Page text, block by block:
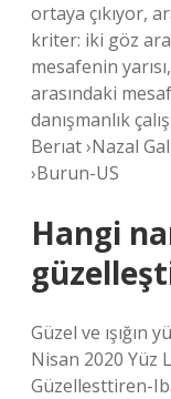
ortaya çıkıyor,
kriter: iki göz
mesafenin
arasındaki
danışmanlık
Berıat ›Nazal
›Burun-US
Hangi
Güzel ve ışığın
Nisan 2020 Yüz
Güzellesttiren-